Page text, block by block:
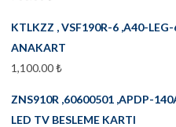
KTLKZZ , VSF190R-6 ,A40-
ANAKART
1,100.00₺
ZNS910R ,60600501 ,APDP-
LED TV BESLEME KARTI